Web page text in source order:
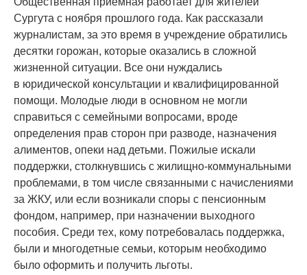
Сургута с ноября прошлого года. Как рассказали
журналистам, за это время в учреждение обратились
десятки горожан, которые оказались в сложной
жизненной ситуации. Все они нуждались
в юридической консультации и квалифицированной
помощи. Молодые люди в основном не могли
справиться с семейными вопросами, вроде
определения прав сторон при разводе, назначения
алиментов, опеки над детьми. Пожилые искали
поддержки, столкнувшись с жилищно-коммунальными
проблемами, в том числе связанными с начислениями
за ЖКУ, или если возникали споры с пенсионным
фондом, например, при назначении выходного
пособия. Среди тех, кому потребовалась поддержка,
были и многодетные семьи, которым необходимо
было оформить и получить льготы.